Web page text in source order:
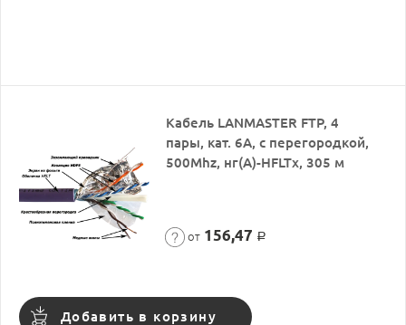
Кабель LANMASTER FTP, 4
пары, кат. 6A, с перегородкой,
500Mhz, нг(А)-HFLTx, 305 м
от 156,47 Р
Добавить в корзину